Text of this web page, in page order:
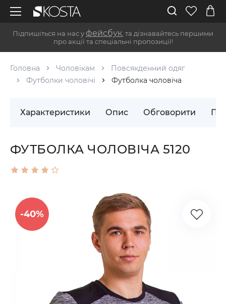
Підпишіться на нас у фейсбук , та дізнавайтесь першими
про акції та спеціальні пропозиції!
Головна Чоловікам
Повсякденний одяг
Футболки чоловічі
Футболка чоловіча
Характеристики Опис Обговорити
ФУТБОЛКА ЧОЛОВІЧА 5120
-40%